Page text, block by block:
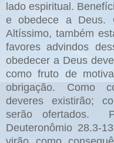
lado espiritual.
e obedece a Deus.
Altíssimo, também
favores advindos
obedecer a Deus
como fruto de
obrigação. Como
deveres existirão;
serão ofertados.
Deuteronômio 28.3-